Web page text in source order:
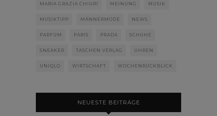
MARIA GRAZIA CHIURI MEINUNG MUSIK
MUSIKTIPP MÄNNERMODE NEWS
PARFUM PARIS PRADA SCHUHE
SNEAKER TASCHEN VERLAG UHREN
UNIQLO WIRTSCHAFT WOCHENRÜCKBLICK
NEUESTE BEITRÄGE